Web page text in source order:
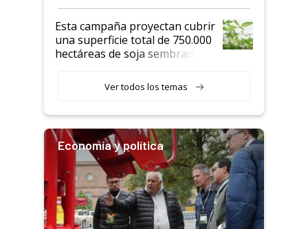
Esta campaña proyectan cubrir
una superficie total de 750.000
hectáreas de soja sembradas
variedades que marcan un
salto tecnológico en genética y
Ver todos los temas
Economía y política